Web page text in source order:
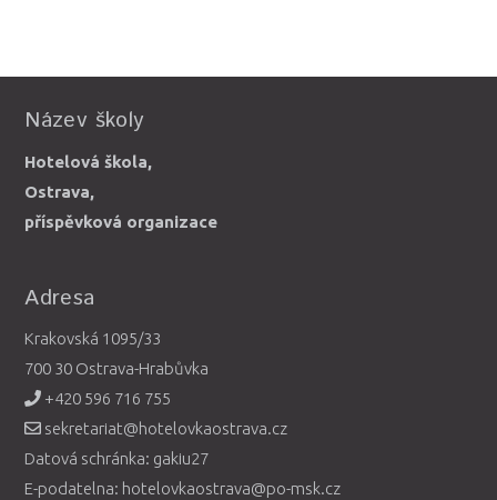
Název školy
Hotelová škola,
Ostrava,
příspěvková organizace
Adresa
Krakovská 1095/33
700 30 Ostrava-Hrabůvka
+420 596 716 755
sekretariat@hotelovkaostrava.cz
Datová schránka: gakiu27
E-podatelna: hotelovkaostrava@po-msk.cz